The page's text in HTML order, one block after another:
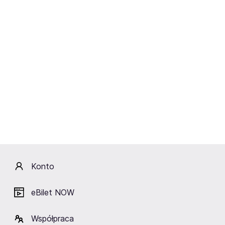
Konto
eBilet NOW
Współpraca
CoOperate